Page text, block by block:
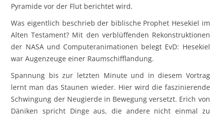
Pyramide vor der Flut berichtet wird.
Was eigentlich beschrieb der biblische Prophet Hesekiel im
Alten Testament? Mit den verblüffenden Rekonstruktionen
der NASA und Computeranimationen belegt EvD: Hesekiel
war Augenzeuge einer Raumschifflandung.
Spannung bis zur letzten Minute und in diesem Vortrag
lernt man das Staunen wieder. Hier wird die faszinierende
Schwingung der Neugierde in Bewegung versetzt. Erich von
Däniken spricht Dinge aus, die andere nicht einmal zu